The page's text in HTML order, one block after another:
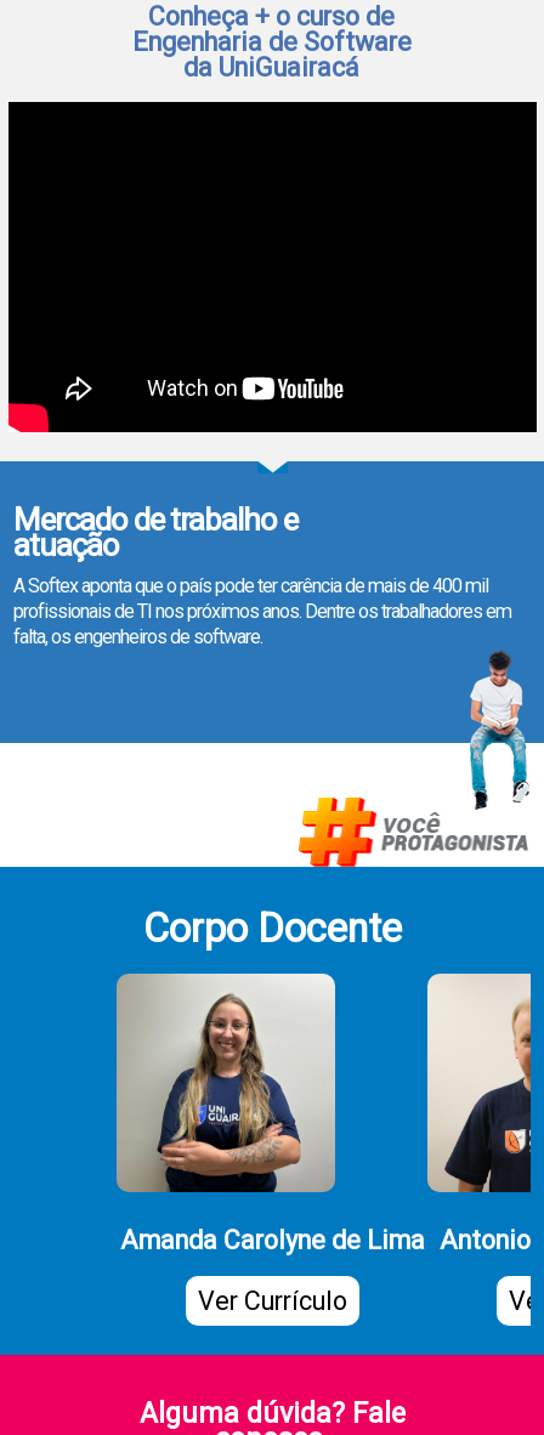
Conheça + o curso de
Engenharia de Software
da UniGuairacá
Mercado de trabalho e
atuação
A Softex aponta que o país pode ter carência de mais de 400 mil
profissionais de TI nos próximos anos. Dentre os trabalhadores em
falta, os engenheiros de software.
Corpo Docente
Amanda Carolyne de Lima
Ver Currículo
Antonio
Alguma dúvida? Fale